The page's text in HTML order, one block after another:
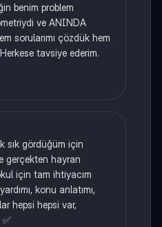
benim problem
ve ANINDA
sorularımı çözdük hem
tavsiye ederim.
sık gördüğüm için
gerçekten hayran
için tam ihtiyacım
konu anlatımı,
hepsi hepsi var,